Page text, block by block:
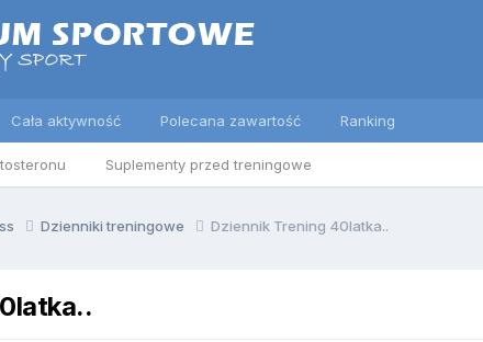
Suplementy przed treningowe
Cała aktywność Polecana zawartość Ranking
Dzienniki treningowe Dziennik Trening 40latka..